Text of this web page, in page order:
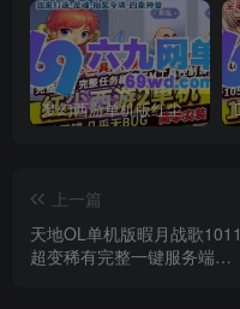
梦幻西游单机版红尘西游2微变独家打造龙魂抽奖令牌四象神兽
上一篇
天地OL单机版暇月战歌1011
超变稀有完整一键服务端GM